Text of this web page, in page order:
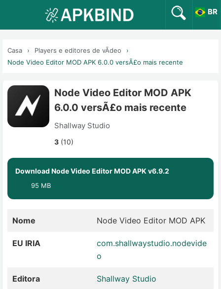
BR
Casa
Players e editores de vÃ­deo
Node Video Editor MOD APK 6.0.0 versÃ£o mais recente
Node Video Editor MOD APK
6.0.0 versÃ£o mais recente
Shallway Studio
3 (10)
Download Node Video Editor MOD APK v6.9.2
95 MB
Nome Node Video Editor MOD APK
EU IRIA
com.shallwaystudio.nodevide
o
Editora Shallway Studio